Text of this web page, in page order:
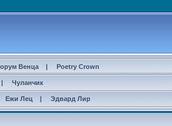
Венца | Poetry Crown
| Чуланчик
Ежи Лец | Эдвард Лир